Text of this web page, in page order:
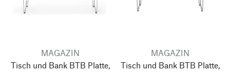
MAGAZIN
Tisch und Bank BTB Platte,
MAGAZIN
Tisch und Bank BTB Platte,